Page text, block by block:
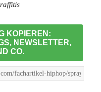
KOPIEREN:
NEWSLETTER,
CO.